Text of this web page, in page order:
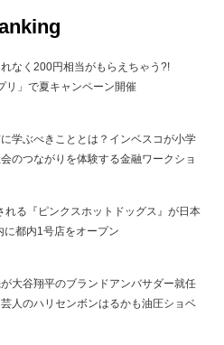
なく200円相当がもらえちゃう?!
リ」で夏キャンペーン開催
に学ぶべきこととは？インベスコが小学
のつながりを体験する金融ワークショ
れる『ピンクスホットドッグス』が日本
都内1号店をオープン
が大谷翔平のブランドアンバサダー就任
人のハリセンボンはるかも油圧ショベ